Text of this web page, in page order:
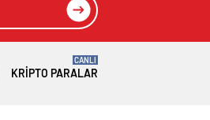
KRIPTO PARALAR
CANLI